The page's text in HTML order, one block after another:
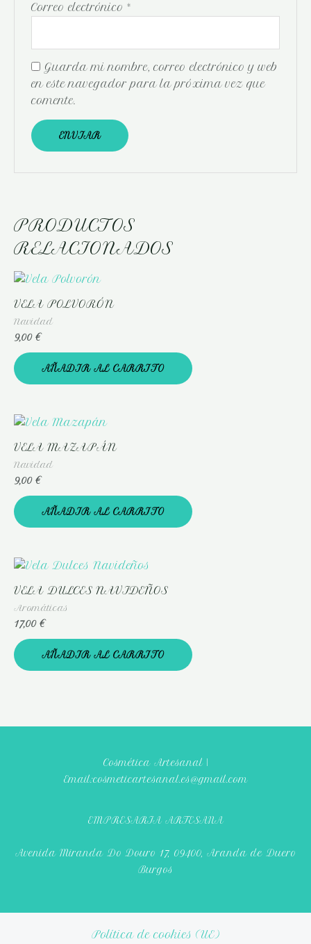
Correo electrónico*
Guarda mi nombre, correo electrónico y web
en este navegador para la próxima vez que
comente.
PRODUCTOS
RELACIONADOS
VELA POLVORÓN
Navidad
9,00 €
AÑADIR AL CARRITO
VELA MAZAPÁN
Navidad
9,00 €
AÑADIR AL CARRITO
VELA DULCES NAVIDEÑOS
Aromáticas
17,00 €
AÑADIR AL CARRITO
Cosmética Artesanal |
Email:cosmeticartesanal.es@gmail.com
EMPRESARIA ARTESANA
Avenida Miranda Do Douro 17, 09400, Aranda de Duero
Burgos
Política de cookies (UE)